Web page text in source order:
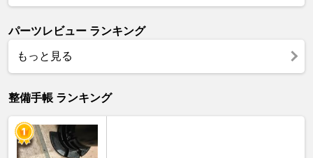
パーツレビュー ランキング
もっと見る
整備手帳 ランキング